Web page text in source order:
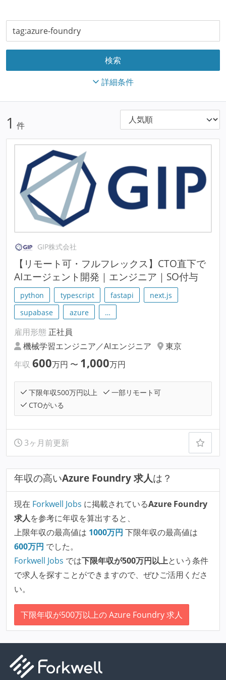
詳細条件
1 件
GIP株式会社
【リモート可・フルフレックス】CTO直下で
AIエージェント開発｜エンジニア｜SO付与
python typescript fastapi
next.js
supabase
azure …
雇用形態 正社員
機械学習エンジニア／AIエンジニア
東京
年収 600万円 〜 1,000万円
下限年収500万円以上
一部リモート可
CTOがいる
3ヶ月前更新
年収の高いAzure Foundry 求人は？
現在 Forkwell Jobs に掲載されているAzure Foundry
求人を参考に年収を算出すると、
上限年収の最高値は 1000万円 下限年収の最高値は
600万円 でした。
Forkwell Jobs では下限年収が500万円以上という条件
で求人を探すことができますので、ぜひご活用くださ
い。
下限年収が500万以上の Azure Foundry 求人